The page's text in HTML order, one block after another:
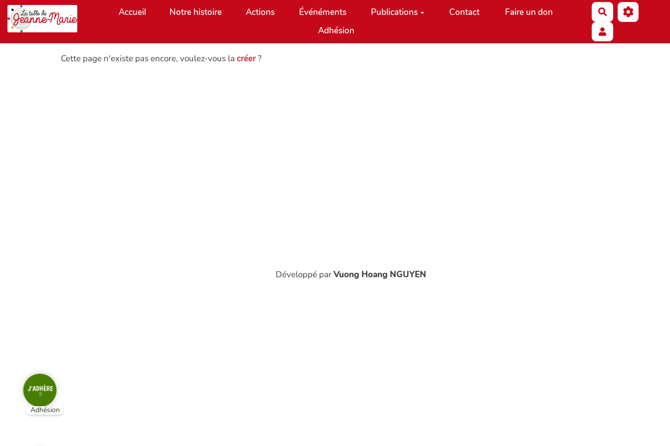
Aller au contenu principal Accueil Notre histoire Actions Événéments Publications Contact
Faire un don
Adhésion
Rechercher
Cette page n'existe pas encore, voulez-vous la créer?
Développé parVuong Hoang NGUYEN
Adhésion